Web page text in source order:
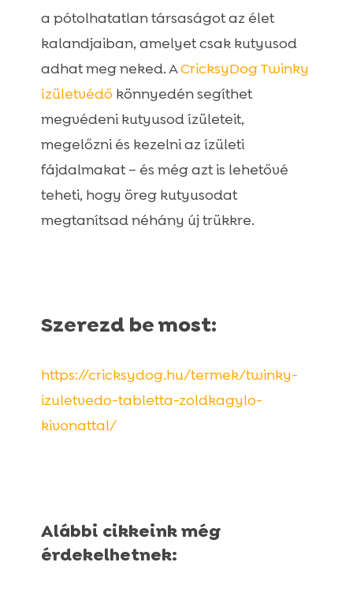
a pótolhatatlan társaságot az élet
kalandjaiban, amelyet csak kutyusod
adhat meg neked. ACricksyDog Twinky
ízületvédő könnyedén segíthet
megvédeni kutyusod ízületeit,
megelőzni és kezelni az ízületi
fájdalmakat – és még azt is lehetővé
teheti, hogy öreg kutyusodat
megtanítsad néhány új trükkre.
Szerezd be most:
https://cricksydog.hu/termek/twinky-
izuletvedo-tabletta-zoldkagylo-
kivonattal/
Alábbi cikkeink még
érdekelhetnek: